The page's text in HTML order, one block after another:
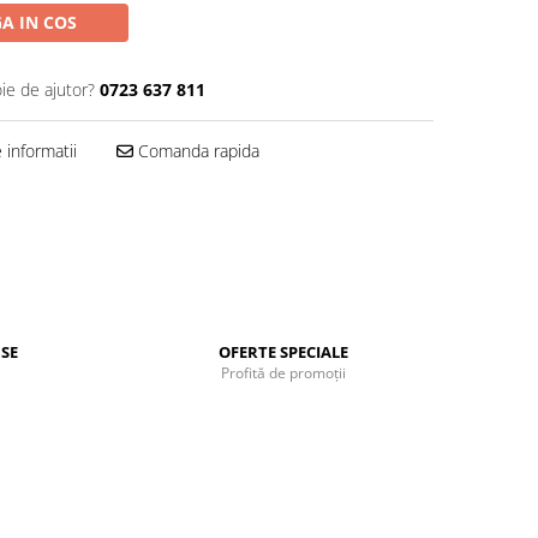
IN COS
de ajutor? 0723 637 811
informatii Comanda rapida
OFERTE SPECIALE
Profită de promoții